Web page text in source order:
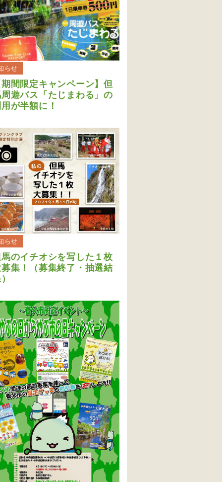
らせ
間限定キャンペーン】但
遊バス「たじまわる」の
が半額に！
らせ
のイチオシを写した１枚
集！（募集終了・抽選結